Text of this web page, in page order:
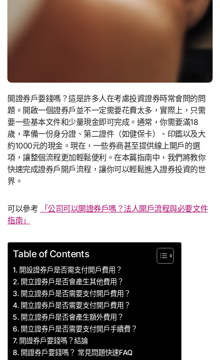
開證券戶要錢嗎？這是許多人在考慮投資證券時常會問的問
題。開啟一個證券戶並不一定需要花費太多，實際上，只需
要一些基本文件和少量現金即可完成。通常，你需要滿18
歲，準備一份身分證、第二證件（如健保卡）、印鑑以及大
約1000元的現金。現在，一些券商甚至提供線上開戶的選
項，讓整個流程更加輕鬆便利。在本篇指南中，我們將教你
快速完成證券戶開戶流程，讓你可以輕鬆進入證券投資的世
界。
可以參考
「公司可以開證券戶嗎？法人開戶流程與必要文件
指南」
Table of Contents
開設證券戶是否需支付開戶費用？
開立證券戶是否會產生其他費用？
開立證券戶是否需要支付開戶費用？
開立證券戶是否需要支付開戶費用？
開立證券戶是否會產生額外費用？
開立證券戶是否需要支付開戶手續費？
開證券戶要錢嗎？結論
開證券戶要錢嗎？ 常見問題快速FAQ